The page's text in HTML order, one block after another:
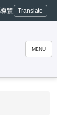
覽 Translate
MENU